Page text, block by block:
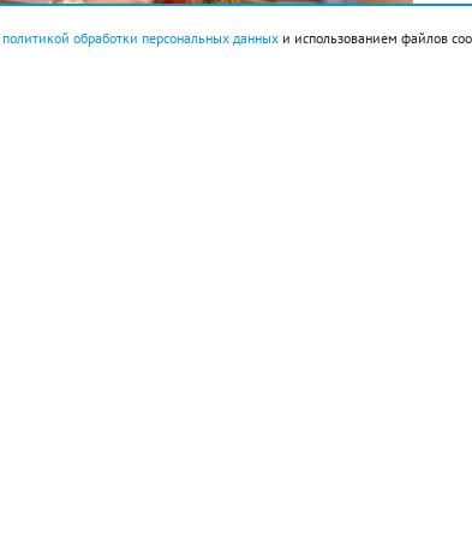
политикой обработки персональных данныхи использованием файлов